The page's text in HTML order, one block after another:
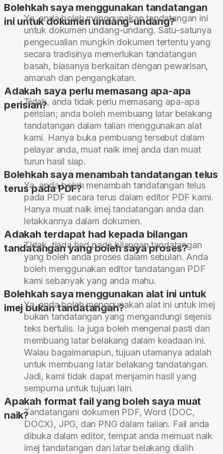
Bolehkah saya menggunakan tandatangan
ini untuk dokumen undang-undang?
Ya, anda boleh menggunakan tandatangan ini
untuk dokumen undang-undang. Satu-satunya
pengecualian mungkin dokumen tertentu yang
secara tradisinya memerlukan tandatangan
basah, biasanya berkaitan dengan pewarisan,
amanah dan pengangkatan.
Adakah saya perlu memasang apa-apa
perisian?
Tidak, anda tidak perlu memasang apa-apa
perisian; anda boleh membuang latar belakang
tandatangan dalam talian menggunakan alat
kami. Hanya buka pembuang tersebut dalam
pelayar anda, muat naik imej anda dan muat
turun hasil siap.
Bolehkah saya menambah tandatangan telus
terus pada PDF?
Ya, anda boleh menambah tandatangan telus
pada PDF secara terus dalam editor PDF kami.
Hanya muat naik imej tandatangan anda dan
letakkannya dalam dokumen.
Adakah terdapat had kepada bilangan
tandatangan yang boleh saya proses?
Tidak, tiada had pada bilangan tandatangan
yang boleh anda proses dalam sebulan. Anda
boleh menggunakan editor tandatangan PDF
kami sebanyak yang anda mahu.
Bolehkah saya menggunakan alat ini untuk
imej bukan tandatangan?
Ya, anda boleh menggunakan alat ini untuk imej
bukan tandatangan yang mengandungi sejenis
teks bertulis. Ia juga boleh mengenal pasti dan
membuang latar belakang dalam keadaan ini.
Walau bagaimanapun, tujuan utamanya adalah
untuk membuang latar belakang tandatangan.
Jadi, kami tidak dapat menjamin hasil yang
sempurna untuk tujuan lain.
Apakah format fail yang boleh saya muat
naik?Tandatangani dokumen PDF, Word (DOC,
DOCX), JPG, dan PNG dalam talian. Fail anda
dibuka dalam editor, tempat anda memuat naik
imej tandatangan dan latar belakang dialih